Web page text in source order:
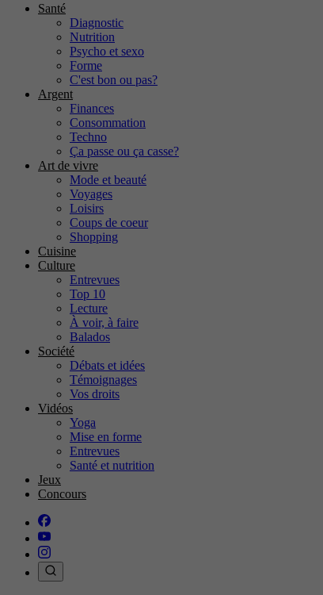
Santé
Diagnostic
Nutrition
Psycho et sexo
Forme
C'est bon ou pas?
Argent
Finances
Consommation
Techno
Ça passe ou ça casse?
Art de vivre
Mode et beauté
Voyages
Loisirs
Coups de coeur
Shopping
Cuisine
Culture
Entrevues
Top 10
Lecture
À voir, à faire
Balados
Société
Débats et idées
Témoignages
Vos droits
Vidéos
Yoga
Mise en forme
Entrevues
Santé et nutrition
Jeux
Concours